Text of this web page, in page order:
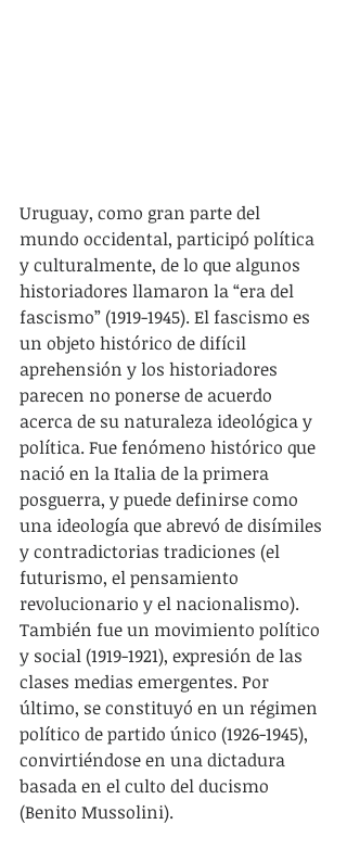
Uruguay, como gran parte del
mundo occidental, participó política
y culturalmente, de lo que algunos
historiadores llamaron la “era del
fascismo” (1919-1945). El fascismo es
un objeto histórico de difícil
aprehensión y los historiadores
parecen no ponerse de acuerdo
acerca de su naturaleza ideológica y
política. Fue fenómeno histórico que
nació en la Italia de la primera
posguerra, y puede definirse como
una ideología que abrevó de disímiles
y contradictorias tradiciones (el
futurismo, el pensamiento
revolucionario y el nacionalismo).
También fue un movimiento político
y social (1919-1921), expresión de las
clases medias emergentes. Por
último, se constituyó en un régimen
político de partido único (1926-1945),
convirtiéndose en una dictadura
basada en el culto del ducismo
(Benito Mussolini).